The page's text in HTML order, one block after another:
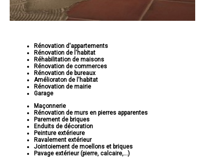
Rénovation d'appartements
Rénovation de l'habitat
Réhabilitation de maisons
Rénovation de commerces
Rénovation de bureaux
Amélioraton de l'habitat
Rénovation de mairie
Garage
Maçonnerie
Rénovation de murs en pierres apparentes
Parement de briques
Enduits de décoration
Peinture extérieure
Ravalement extérieur
Jointoiement de moellons et briques
Pavage extérieur (pierre, calcaire,...)